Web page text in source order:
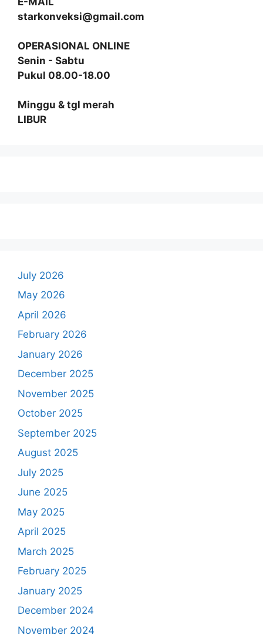
starkonveksi@gmail.com
OPERASIONAL ONLINE
Senin - Sabtu
Pukul 08.00-18.00
Minggu & tgl merah
LIBUR
July 2026
May 2026
April 2026
February 2026
January 2026
December 2025
November 2025
October 2025
September 2025
August 2025
July 2025
June 2025
May 2025
April 2025
March 2025
February 2025
January 2025
December 2024
November 2024